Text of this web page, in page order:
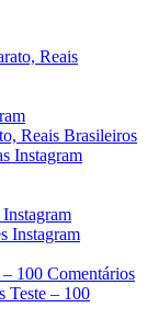
Reais
Reais Brasileiros
Instagram
Instagram
100 Comentários
Teste – 100